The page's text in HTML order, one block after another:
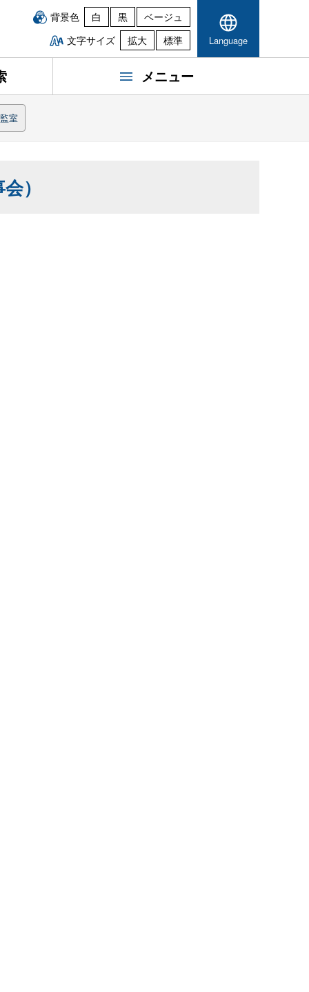
背景色 白 黒
ベージュ
文字サイズ
拡大 標準 Language
メニュー
室
）